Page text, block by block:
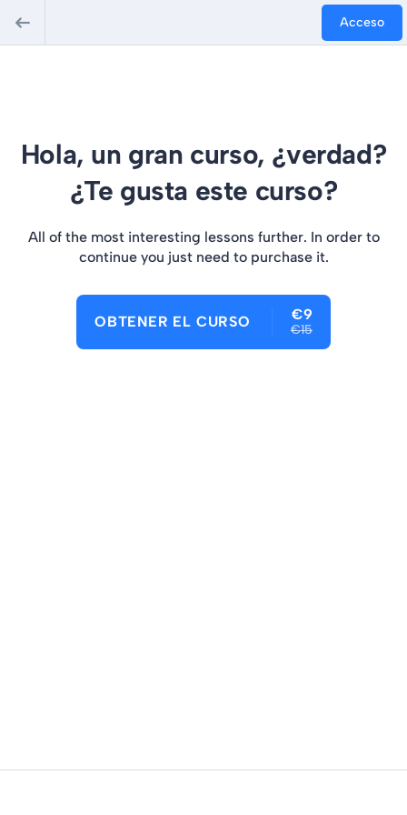
Acceso
Hola, un gran curso, ¿verdad?
¿Te gusta este curso?
All of the most interesting lessons further. In order to
continue you just need to purchase it.
OBTENER EL CURSO €9
€15